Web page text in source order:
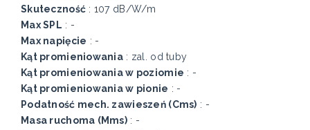
Skuteczność : 107 dB/W/m
Max SPL : -
Max napięcie : -
Kąt promieniowania : zal. od tuby
Kąt promieniowania w poziomie : -
Kąt promieniowania w pionie : -
Podatność mech. zawieszeń (Cms) : -
Masa ruchoma (Mms) : -